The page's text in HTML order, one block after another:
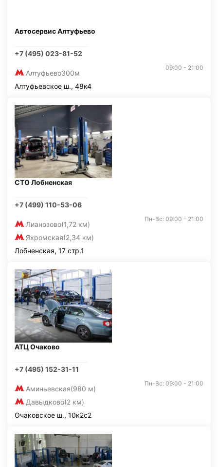
Автосервис Алтуфьево
+7 (495) 023-81-52
Алтуфьево300м
09:00 - 21:00
Алтуфьевское ш., 48к4
СТО Лобненская
+7 (499) 110-53-06
Лианозово(1,72 км)
Яхромская(2,34 км)
Пн-Вс: 09:00 - 21:00
Лобненская, 17 стр.1
АТЦ Очаково
+7 (495) 152-31-11
Аминьевская(980 м)
Давыдково(2 км)
Пн-Вс: 09:00 - 21:00
Очаковское ш., 10к2с2